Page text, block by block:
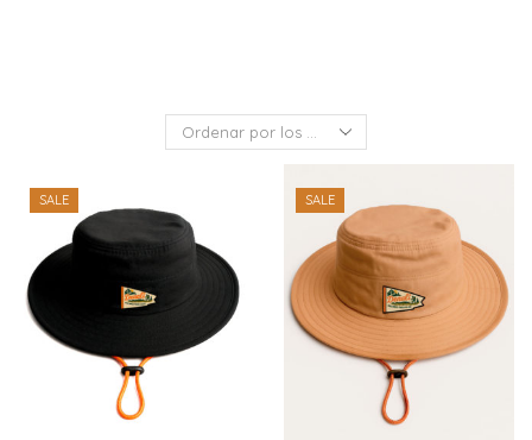
SALE SALE